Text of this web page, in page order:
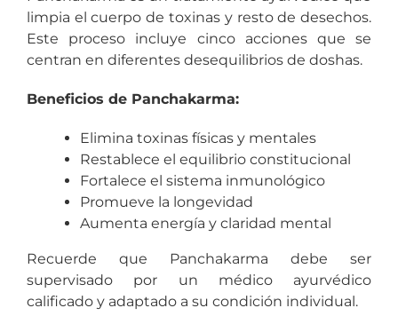
limpia el cuerpo de toxinas y resto de desechos.
Este proceso incluye cinco acciones que se
centran en diferentes desequilibrios de doshas.
Beneficios de Panchakarma:
Elimina toxinas físicas y mentales
Restablece el equilibrio constitucional
Fortalece el sistema inmunológico
Promueve la longevidad
Aumenta energía y claridad mental
Recuerde que Panchakarma debe ser
supervisado por un médico ayurvédico
calificado y adaptado a su condición individual.